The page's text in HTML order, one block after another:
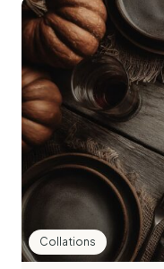
Collations